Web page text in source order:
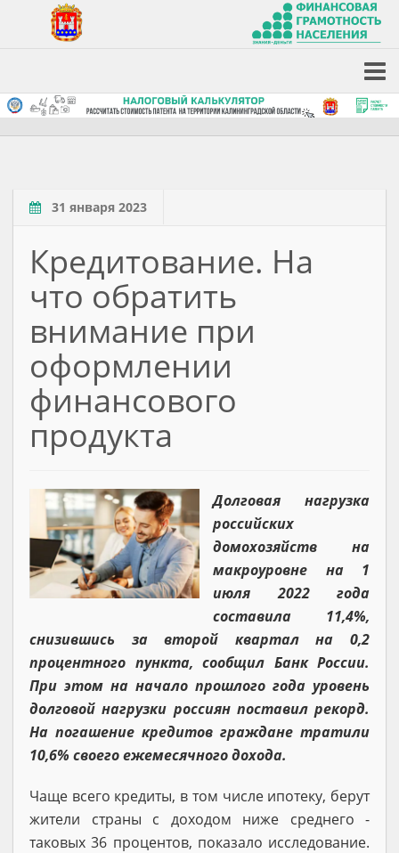
31 января 2023
Кредитование. На
что обратить
внимание при
оформлении
финансового
продукта
Долговая нагрузка
российских
домохозяйств на
макроуровне на 1
июля 2022 года
составила 11,4%,
снизившись за второй квартал на 0,2
процентного пункта, сообщил Банк России.
При этом на начало прошлого года уровень
долговой нагрузки россиян поставил рекорд.
На погашение кредитов граждане тратили
10,6% своего ежемесячного дохода.
Чаще всего кредиты, в том числе ипотеку, берут
жители страны с доходом ниже среднего -
таковых 36 процентов, показало исследование.